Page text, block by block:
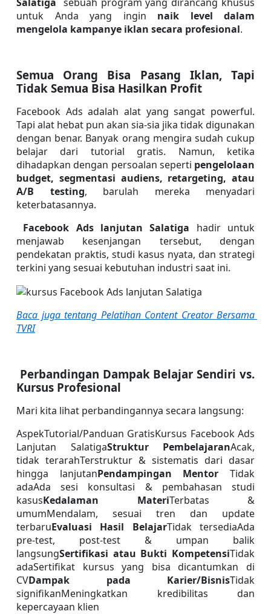
untuk Anda yang ingin naik level dalam
mengelola kampanye iklan secara profesional.
Semua Orang Bisa Pasang Iklan, Tapi
Tidak Semua Bisa Hasilkan Profit
Facebook Ads adalah alat yang sangat powerful.
Tapi alat hebat pun akan sia-sia jika tidak digunakan
dengan benar. Banyak orang mengira sudah cukup
belajar dari tutorial gratis. Namun, ketika
dihadapkan dengan persoalan seperti pengelolaan
budget, segmentasi audiens, retargeting, atau
A/B testing, barulah mereka menyadari
keterbatasannya.
Facebook Ads lanjutan Salatiga hadir untuk
menjawab kesenjangan tersebut, dengan
pendekatan praktis, studi kasus nyata, dan strategi
terkini yang sesuai kebutuhan industri saat ini.
Baca juga tentang Pelatihan Content Creator Bersama
TVRI
Kursus Profesional
Mari kita lihat perbandingannya secara langsung:
AspekTutorial/Panduan GratisKursus Facebook Ads
Lanjutan SalatigaStruktur PembelajaranAcak,
tidak terarahTerstruktur & sistematis dari dasar
hingga lanjutanPendampingan Mentor Tidak
adaAda sesi konsultasi & pembahasan studi
kasusKedalaman MateriTerbatas &
umumMendalam, sesuai tren dan update
terbaruEvaluasi Hasil BelajarTidak tersediaAda
pre-test, post-test & umpan balik
langsungSertifikasi atau Bukti KompetensiTidak
adaSertifikat kursus yang bisa dicantumkan di
CVDampak pada Karier/BisnisTidak
signifikanMeningkatkan kredibilitas dan
kepercayaan klien